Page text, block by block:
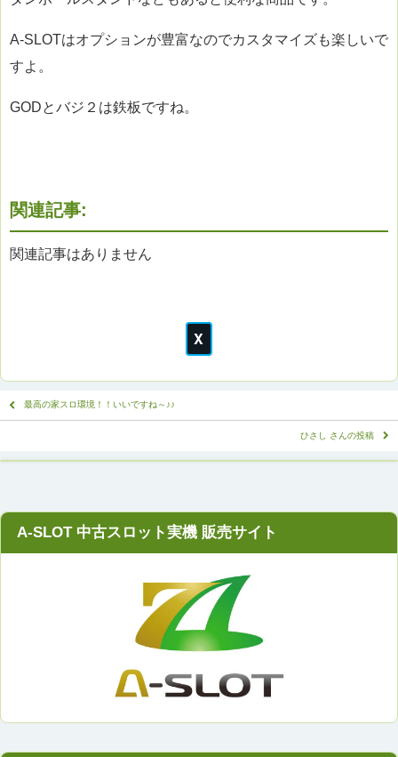
A-SLOTはオプションが豊富なのでカスタマイズも楽しいで
すよ。
GODとバジ２は鉄板ですね。
関連記事:
関連記事はありません
最高の家スロ環境！！いいですね～♪♪
ひさし さんの投稿
A-SLOT 中古スロット実機 販売サイト